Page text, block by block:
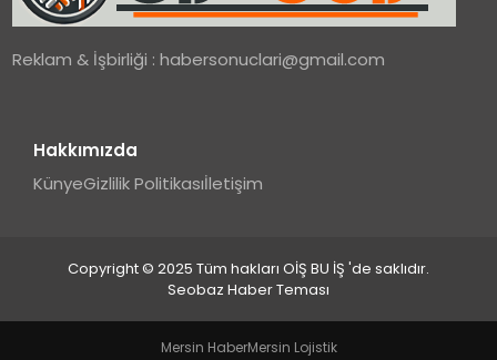
Reklam & İşbirliği :habersonuclari@gmail.com
Hakkımızda
KünyeGizlilik Politikasıİletişim
Copyright © 2025 Tüm hakları OİŞ BU İŞ 'de saklıdır.
Seobaz Haber Teması
Mersin HaberMersin Lojistik